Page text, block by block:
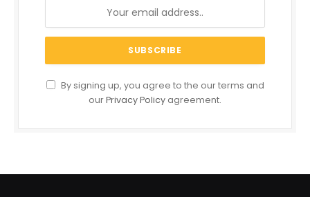
By signing up, you agree to the our terms and
ourPrivacy Policy agreement.